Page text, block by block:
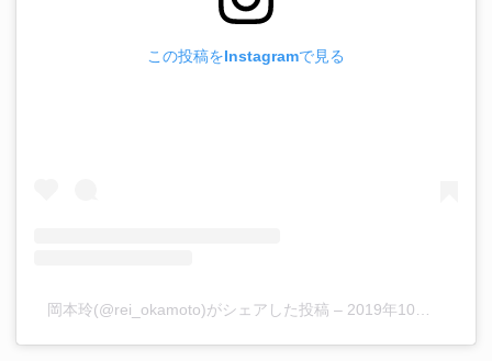
この投稿をInstagramで見る
岡本玲(@rei_okamoto)がシェアした投稿 – 2019年10月月27日午前12時52分PDT